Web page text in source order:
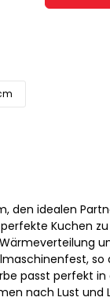
den idealen
Kuchen
passt perfekt
nach Lust und